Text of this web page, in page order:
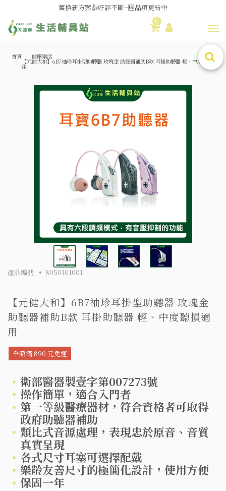
媽媽社團推薦❗歐姆龍NE-U100噴霧器❗躺著噴也👌
舊換新方案👍好評不斷~🆕品項更新中
0
首頁 健康樂活
【元健大和】6B7袖珍耳掛型助聽器 玫瑰金 助聽器補助B款 耳掛助聽器 輕、中度聽損適
用
產品編號 8050101001
【元健大和】6B7袖珍耳掛型助聽器 玫瑰金
助聽器補助B款 耳掛助聽器 輕、中度聽損適
用
全館滿 890 元免運
衛部醫器製壹字第007273號
操作簡單，適合入門者
第一等級醫療器材，符合資格者可取得
政府助聽器補助
類比式音源處理，表現忠於原音、音質
真實呈現
各式尺寸耳塞可選擇配戴
樂齡友善尺寸的極簡化設計，使用方便
保固一年